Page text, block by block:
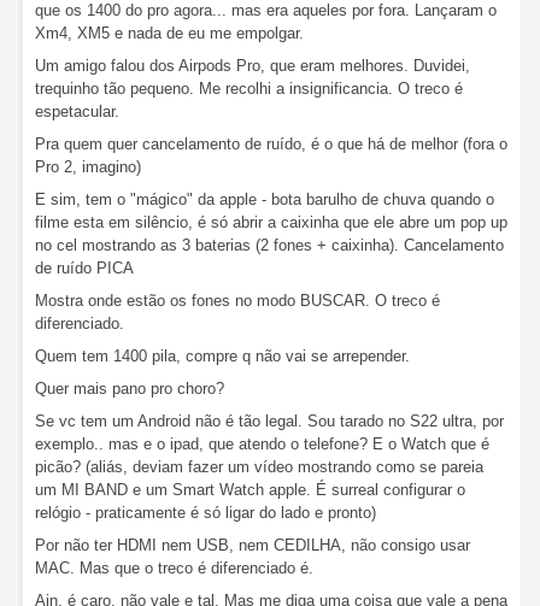
que os 1400 do pro agora... mas era aqueles por fora. Lançaram o
Xm4, XM5 e nada de eu me empolgar.
Um amigo falou dos Airpods Pro, que eram melhores. Duvidei,
trequinho tão pequeno. Me recolhi a insignificancia. O treco é
espetacular.
Pra quem quer cancelamento de ruído, é o que há de melhor (fora o
Pro 2, imagino)
E sim, tem o "mágico" da apple - bota barulho de chuva quando o
filme esta em silêncio, é só abrir a caixinha que ele abre um pop up
no cel mostrando as 3 baterias (2 fones + caixinha). Cancelamento
de ruído PICA
Mostra onde estão os fones no modo BUSCAR. O treco é
diferenciado.
Quem tem 1400 pila, compre q não vai se arrepender.
Quer mais pano pro choro?
Se vc tem um Android não é tão legal. Sou tarado no S22 ultra, por
exemplo.. mas e o ipad, que atendo o telefone? E o Watch que é
picão? (aliás, deviam fazer um vídeo mostrando como se pareia
um MI BAND e um Smart Watch apple. É surreal configurar o
relógio - praticamente é só ligar do lado e pronto)
Por não ter HDMI nem USB, nem CEDILHA, não consigo usar
MAC. Mas que o treco é diferenciado é.
Ain, é caro, não vale e tal. Mas me diga uma coisa que vale a pena